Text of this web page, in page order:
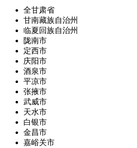
全甘肃省
甘南藏族自治州
临夏回族自治州
陇南市
定西市
庆阳市
酒泉市
平凉市
张掖市
武威市
天水市
白银市
金昌市
嘉峪关市